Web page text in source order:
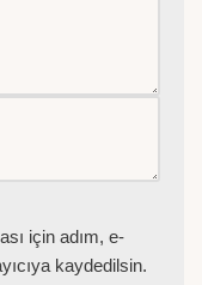
için adım, e-
kaydedilsin.